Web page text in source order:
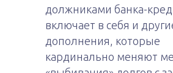
должниками банка-
включает в себя и
дополнения, которые
кардинально меняют